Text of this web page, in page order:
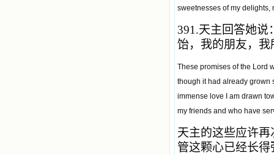
sweetnesses of my delights,
391.天主回答她说
饴，我的朋友，
These promises of the Lord
though it had already grown
immense love I am drawn
my friends and who have
天主的这些应许
管这颗心已经长